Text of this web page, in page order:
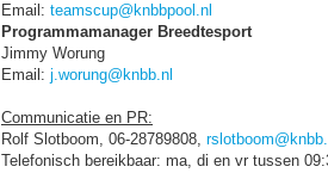
Email: teamscup@knbbpool.nl
Programmamanager Breedtesport
Jimmy Worung
Email: j.worung@knbb.nl
Communicatie en PR:
Rolf Slotboom, 06-28789808,
Telefonisch bereikbaar: ma, di en vr tussen